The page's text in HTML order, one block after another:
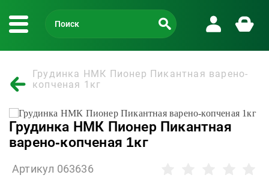
Грудинка НМК Пионер Пикантная варено-
копченая 1кг
Грудинка НМК Пионер Пикантная
варено-копченая 1кг
Артикул 063636